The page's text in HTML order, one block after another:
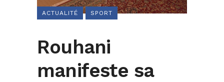
ACTUALITÉ SPORT
Rouhani
manifeste sa